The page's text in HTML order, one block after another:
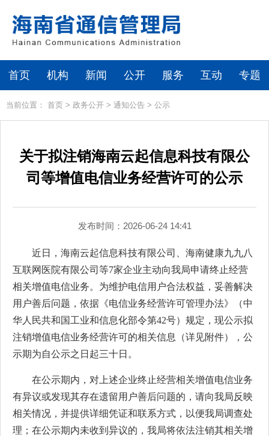
首页 机构 新闻 公开 服务 互动 专题
当前位置： 首页 > 政务公开 > 通知公告 > 公示
关于拟注销海南云起信息科技有限公
司等增值电信业务经营许可的公示
发布时间：2026-06-24 14:41
近日，海南云起信息科技有限公司、海南健康九九八
互联网医院有限公司等7家企业主动向我局申请终止经营
相关增值电信业务。为维护电信用户合法权益，妥善解决
用户善后问题，依据《电信业务经营许可管理办法》（中
华人民共和国工业和信息化部令第42号）规定，现公示拟
注销增值电信业务经营许可的相关信息（详见附件），公
示期为自公示之日起三十日。
在公示期内，对上述企业终止经营相关增值电信业务
有异议或发现其存在遗留用户善后问题的，请向我局反映
相关情况，并提供详细凭证和联系方式，以便我局调查处
理；在公示期内未收到异议的，我局将依法注销其相关增